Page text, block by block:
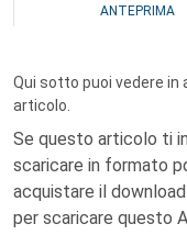
ANTEPRIMA
Qui sotto puoi vedere in
articolo.
Se questo articolo ti
scaricare in formato
acquistare il
per scaricare questo